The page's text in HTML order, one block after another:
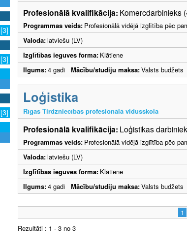
[3]
[3]
[3]
Profesionālā kvalifikācija: Komercdarbinieks
Programmas veids: Profesionālā vidējā izglītība pēc
Valoda:latviešu (LV)
Izglītības ieguves forma: Klātiene
Ilgums:4 gadi Mācību/studiju maksa:Valsts budžets
Loģistika
Rīgas Tirdzniecības profesionālā vidusskola
Profesionālā kvalifikācija: Loģistikas
Programmas veids: Profesionālā vidējā izglītība pēc
Valoda:latviešu (LV)
Izglītības ieguves forma: Klātiene
Ilgums:4 gadi Mācību/studiju maksa:Valsts budžets
1
Rezultāti : 1 - 3 no 3